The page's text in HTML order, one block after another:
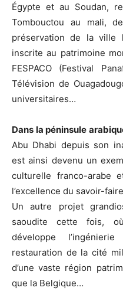
Égypte et au Soudan,
Tombouctou au mali,
préservation de la ville
inscrite au patrimoine
FESPACO (Festival
Télévision de
universitaires…
Dans la péninsule
Abu Dhabi depuis son
est ainsi devenu un
culturelle franco-arabe
l’excellence du savoir-
Un autre projet
saoudite cette fois,
développe
restauration de la cité
d’une vaste région
que la Belgique…